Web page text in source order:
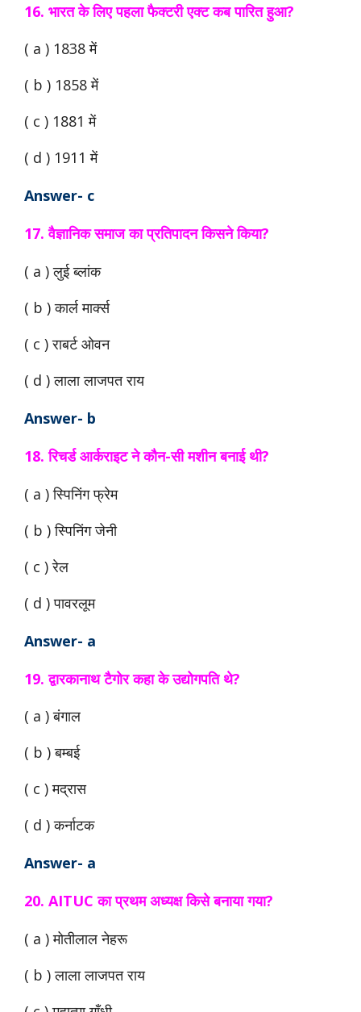
16. भारत के लिए पहला फैक्टरी एक्ट कब पारित हुआ?
( a ) 1838 में
( b ) 1858 में
( c ) 1881 में
( d ) 1911 में
Answer- c
17. वैज्ञानिक समाज का प्रतिपादन किसने किया?
( a ) लुई ब्लांक
( b ) कार्ल मार्क्स
( c ) राबर्ट ओवन
( d ) लाला लाजपत राय
Answer- b
18. रिचर्ड आर्कराइट ने कौन-सी मशीन बनाई थी?
( a ) स्पिनिंग फ्रेम
( b ) स्पिनिंग जेनी
( c ) रेल
( d ) पावरलूम
Answer- a
19. द्वारकानाथ टैगोर कहा के उद्योगपति थे?
( a ) बंगाल
( b ) बम्बई
( c ) मद्रास
( d ) कर्नाटक
Answer- a
20. AITUC का प्रथम अध्यक्ष किसे बनाया गया?
( a ) मोतीलाल नेहरू
( b ) लाला लाजपत राय